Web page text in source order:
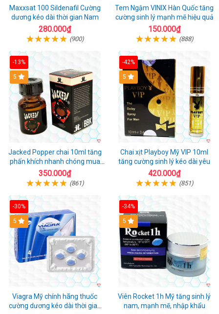
Maxxsat 100 Sildenafil Cường
dương kéo dài thời gian Nam
280.000₫
(900)
Tem Ngậm VINIX Hàn Quốc tăng
cường sinh lý mạnh mẽ hiệu quả
150.000₫
(888)
-13%
5
Jacked Popper chai 10ml tăng
phấn khích nhanh chóng mua
ngay
350.000₫
(861)
-42%
5
Chai xịt Playboy Mỹ VIP 10ml
tăng cường sinh lý kéo dài yêu
420.000₫
(851)
-30%
5
Viagra Mỹ chính hãng thuốc
cường dương kéo dài thời gian
-34%
5
Viên Rocket 1h Mỹ tăng sinh lý
nam, mạnh mẽ, nhập khẩu